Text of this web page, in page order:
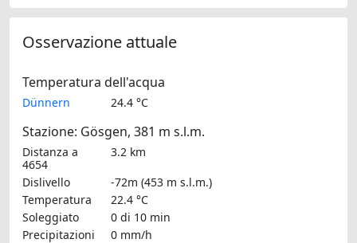
Osservazione attuale
Temperatura dell'acqua
Dünnern 24.4 °C
Stazione: Gösgen, 381 m s.l.m.
Distanza a
4654
3.2 km
Dislivello
-72m (453 m s.l.m.)
Temperatura
22.4 °C
Soleggiato
0 di 10 min
Precipitazioni
0 mm/h